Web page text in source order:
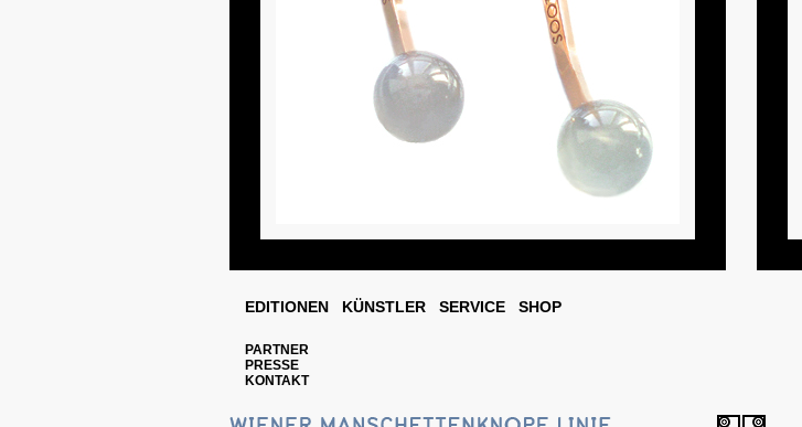
EDITIONEN KÜNSTLER SERVICE SHOP
PARTNER
PRESSE
KONTAKT